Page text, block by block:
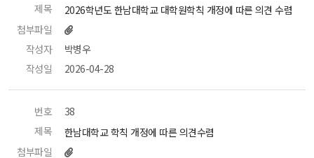
제목
2026학년도 한남대학교 대학원학칙 개정에 따른 의견 수렴
첨부파일
작성자
박병우
작성일
2026-04-28
번호
38
제목
한남대학교 학칙 개정에 따른 의견수렴
첨부파일